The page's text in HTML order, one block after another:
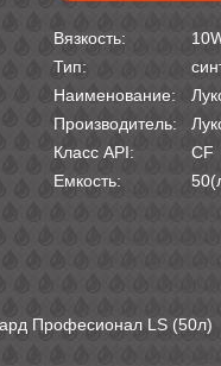
Вязкость:
Тип:
Наименование:
Производитель:
Класс API:
CF
Емкость:
Професионал LS (50л)